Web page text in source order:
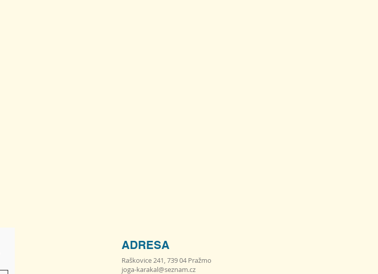
ADRESA
Raškovice 241, 739 04 Pražmo
joga-karakal@seznam.cz